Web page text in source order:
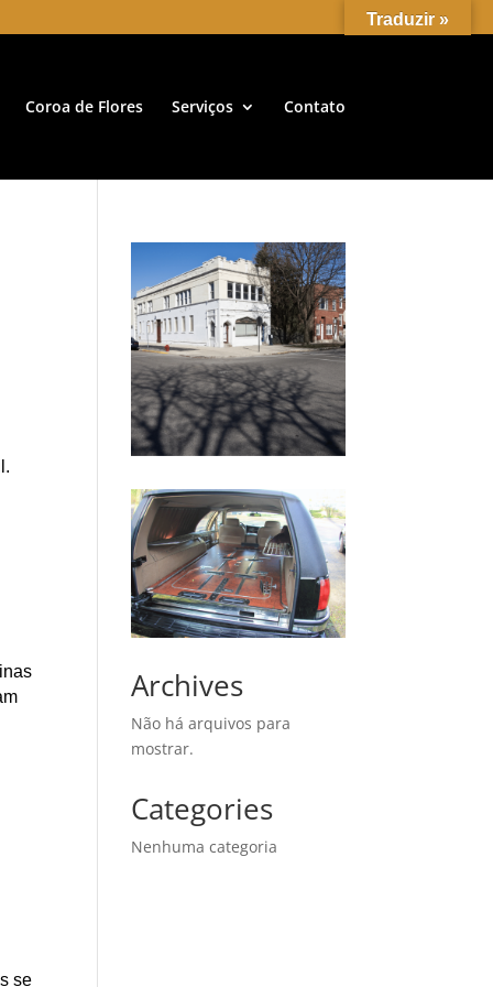
Coroa de Flores Serviços Contato
se
Archives
Não há arquivos para
mostrar.
Categories
Nenhuma categoria
Traduzir »